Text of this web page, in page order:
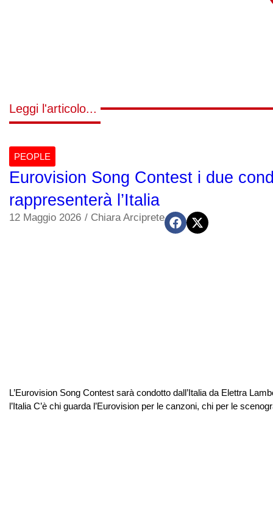
Leggi l'articolo...
PEOPLE
Eurovision Song Contest i due
rappresenterà l’Italia
12 Maggio 2026 / Chiara Arciprete
L’Eurovision Song Contest sarà condotto dall’Italia da Elettra
l’Italia C’è chi guarda l’Eurovision per le canzoni, chi per le